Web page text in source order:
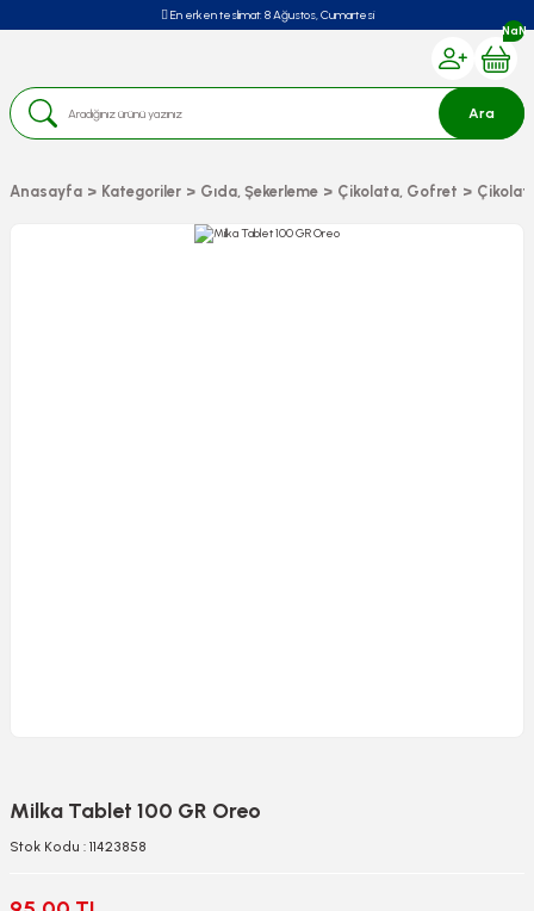
En erken teslimat: 8 Ağustos, Cumartesi
Ara
NaN
Anasayfa Kategoriler Gıda, Şekerleme Çikolata, Gofret
Milka Tablet 100 GR Oreo
Stok Kodu : 11423858